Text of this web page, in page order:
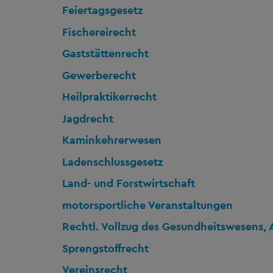
Feiertagsgesetz
Fischereirecht
Gaststättenrecht
Gewerberecht
Heilpraktikerrecht
Jagdrecht
Kaminkehrerwesen
Ladenschlussgesetz
Land- und Forstwirtschaft
motorsportliche Veranstaltungen
Rechtl. Vollzug des
Sprengstoffrecht
Vereinsrecht